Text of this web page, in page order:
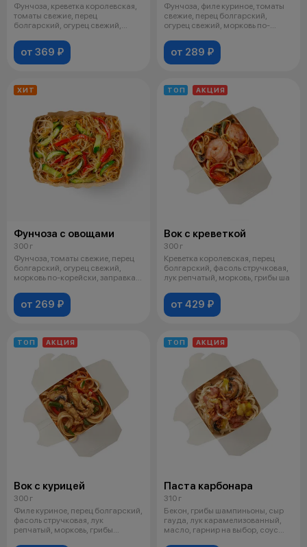
Фунчоза, креветка королевская,
томаты свежие, перец
болгарский, огурец свежий,
от 369 ₽
Фунчоза, филе куриное, томаты
свежие, перец болгарский,
огурец свежий, морковь по-
от 289 ₽
ХИТ
Фунчоза с овощами
300 г
Фунчоза, томаты свежие, перец
болгарский, огурец свежий,
морковь по-корейски, заправка
от 269 ₽
ТОП АКЦИЯ
Вок с креветкой
300 г
Креветка королевская, перец
болгарский, фасоль стручковая,
лук репчатый, морковь, грибы ша
от 429 ₽
ТОП АКЦИЯ
Вок с курицей
300 г
Филе куриное, перец болгарский,
фасоль стручковая, лук
репчатый, морковь, грибы
ТОП АКЦИЯ
Паста карбонара
310 г
Бекон, грибы шампиньоны, сыр
гауда, лук карамелизованный,
масло, гарнир на выбор, соус